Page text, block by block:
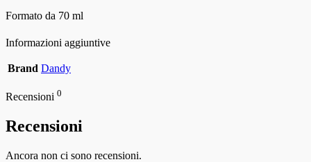
Formato da 70 ml
Informazioni aggiuntive
Brand Dandy
Recensioni 0
Recensioni
Ancora non ci sono recensioni.